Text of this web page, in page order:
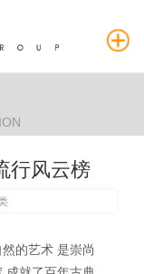
行风云榜
的艺术 是崇尚